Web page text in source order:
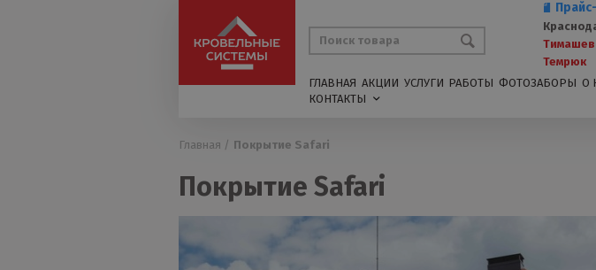
Темрюк
ГЛАВНАЯ АКЦИИ УСЛУГИ РАБОТЫ ФОТОЗАБОРЫ О
КОНТАКТЫ
Главная / Покрытие Safari
Покрытие Safari